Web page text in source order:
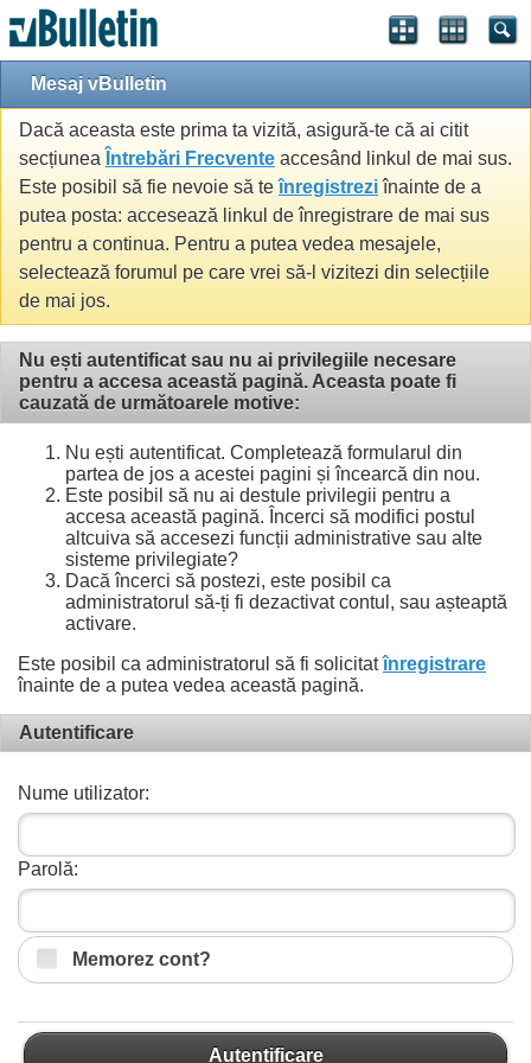
Mesaj vBulletin
Dacă aceasta este prima ta vizită, asigură-te că ai citit
secțiunea Întrebări Frecvente accesând linkul de mai sus.
Este posibil să fie nevoie să teînregistreziînainte de a
putea posta: accesează linkul de înregistrare de mai sus
pentru a continua. Pentru a putea vedea mesajele,
selectează forumul pe care vrei să-l vizitezi din selecțiile
de mai jos.
Nu ești autentificat sau nu ai privilegiile necesare
pentru a accesa această pagină. Aceasta poate fi
cauzată de următoarele motive:
Nu ești autentificat. Completează formularul din
partea de jos a acestei pagini și încearcă din nou.
Este posibil să nu ai destule privilegii pentru a
accesa această pagină. Încerci să modifici postul
altcuiva să accesezi funcții administrative sau alte
sisteme privilegiate?
Dacă încerci să postezi, este posibil ca
administratorul să-ți fi dezactivat contul, sau așteaptă
activare.
Este posibil ca administratorul să fi solicitatînregistrare
înainte de a putea vedea această pagină.
Autentificare
Nume utilizator:
Parolă:
Memorez cont?
Autentificare